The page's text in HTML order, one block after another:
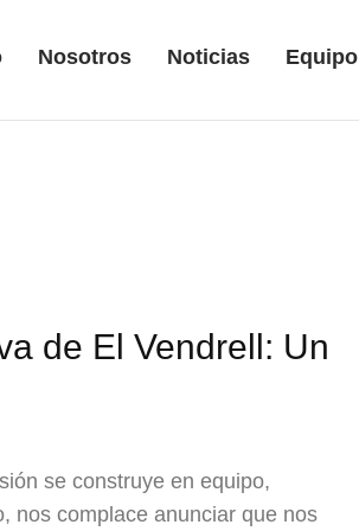
Nosotros Noticias Equipo
de El Vendrell: Un
se construye en equipo,
nos complace anunciar que nos